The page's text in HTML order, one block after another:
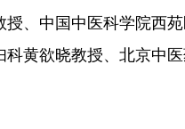
、中国中医科学院西
黄欲晓教授、北京中